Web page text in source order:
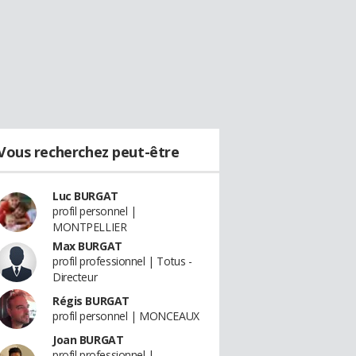
recherchez peut-être
Luc BURGAT
profil personnel |
MONTPELLIER
Max BURGAT
profil professionnel | Totus -
Directeur
Régis BURGAT
profil personnel | MONCEAUX
Joan BURGAT